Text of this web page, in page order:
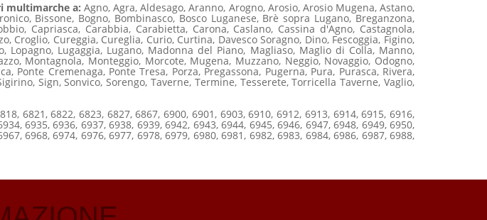
multimarche a: Agno, Agra, Aldesago, Aranno, Arogno, Arosio, Arosio Mugena, Astano,
Bissone, Bogno, Bombinasco, Bosco Luganese, Brè sopra Lugano, Breganzona,
Capriasca, Carabbia, Carabietta, Carona, Caslano, Cassina d'Agno, Castagnola,
Croglio, Cureggia, Cureglia, Curio, Curtina, Davesco Soragno, Dino, Fescoggia, Figino,
Lopagno, Lugaggia, Lugano, Madonna del Piano, Magliaso, Maglio di Colla, Manno,
Montagnola, Monteggio, Morcote, Mugena, Muzzano, Neggio, Novaggio, Odogno,
Ponte Cremenaga, Ponte Tresa, Porza, Pregassona, Pugerna, Pura, Purasca, Rivera,
Sign, Sonvico, Sorengo, Taverne, Termine, Tesserete, Torricella Taverne, Vaglio,
6821, 6822, 6823, 6827, 6867, 6900, 6901, 6903, 6910, 6912, 6913, 6914, 6915, 6916,
6935, 6936, 6937, 6938, 6939, 6942, 6943, 6944, 6945, 6946, 6947, 6948, 6949, 6950,
6968, 6974, 6976, 6977, 6978, 6979, 6980, 6981, 6982, 6983, 6984, 6986, 6987, 6988,